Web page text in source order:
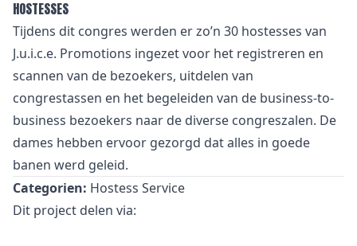
HOSTESSES
Tijdens dit congres werden er zo’n 30 hostesses van
J.u.i.c.e. Promotions ingezet voor het registreren en
scannen van de bezoekers, uitdelen van
congrestassen en het begeleiden van de business-to-
business bezoekers naar de diverse congreszalen. De
dames hebben ervoor gezorgd dat alles in goede
banen werd geleid.
Categorien: Hostess Service
Dit project delen via: